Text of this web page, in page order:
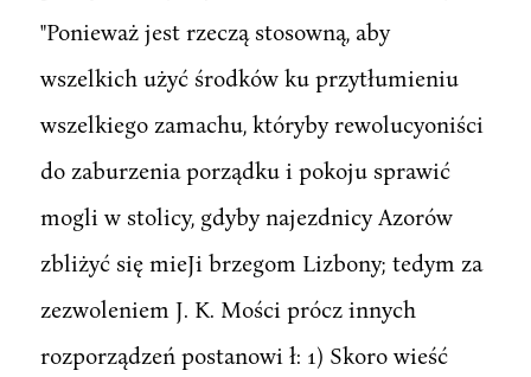
"Ponieważ jest rzeczą stosowną, aby
wszelkich użyć środków ku przytłumieniu
wszelkiego zamachu, któryby rewolucyoniści
do zaburzenia porządku i pokoju sprawić
mogli w stolicy, gdyby najezdnicy Azorów
zbliżyć się mieJi brzegom Lizbony; tedym za
zezwoleniem J. K. Mości prócz innych
rozporządzeń postanowi ł: 1) Skoro wieść